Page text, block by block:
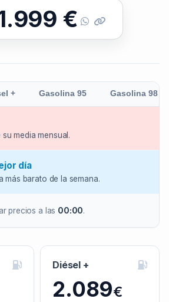
€
+ Gasolina 95 Gasolina 98
media mensual.
día
más barato de la semana.
precios a las 00:00.
Diésel +
2.089€